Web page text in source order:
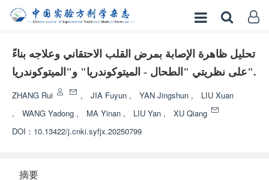
تحليل ظاهرة الإصابة بمرض القلب الاحتقاني وعلاجه بناءً
على نظريتي "الطحال - الميتوكوندريا" و"الميتوكوندريا".
ZHANG Rui , JIA Fuyun , YAN Jingshun ,
LIU Xuan
,
WANG Yadong , MA Yinan , LIU Yan ,
XU Qiang
DOI： 10.13422/j.cnki.syfjx.20250799
摘要